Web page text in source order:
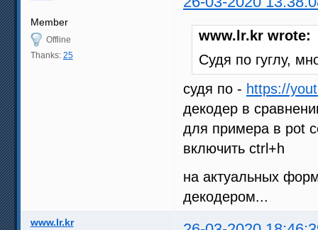
Member
Offline
Thanks: 25
www.lr.kr wrote:
Судя по гуглу,
судя по - https://
декодер в
для примера в pot
включить ctrl+h
на актуальных
декодером...
www.lr.kr